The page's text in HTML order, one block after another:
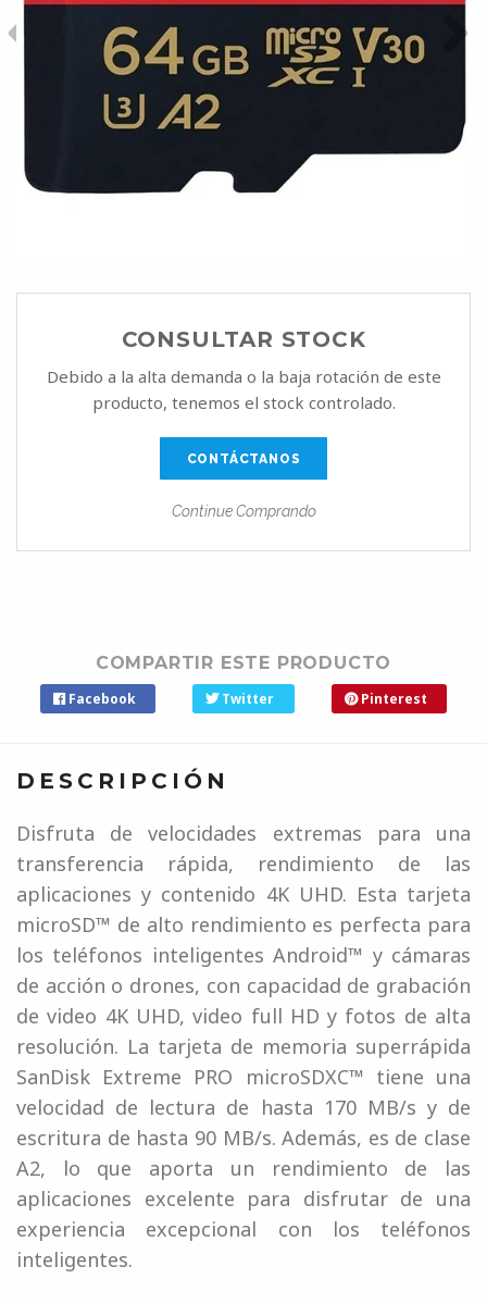
CONSULTAR STOCK
Debido a la alta demanda o la baja rotación de este
producto, tenemos el stock controlado.
CONTÁCTANOS
Continue Comprando
COMPARTIR ESTE PRODUCTO
Facebook Twitter Pinterest
DESCRIPCIÓN
Disfruta de velocidades extremas para una
transferencia rápida, rendimiento de las
aplicaciones y contenido 4K UHD. Esta tarjeta
microSD™ de alto rendimiento es perfecta para
los teléfonos inteligentes Android™ y cámaras
de acción o drones, con capacidad de grabación
de video 4K UHD, video full HD y fotos de alta
resolución. La tarjeta de memoria superrápida
SanDisk Extreme PRO microSDXC™ tiene una
velocidad de lectura de hasta 170 MB/s y de
escritura de hasta 90 MB/s. Además, es de clase
A2, lo que aporta un rendimiento de las
aplicaciones excelente para disfrutar de una
experiencia excepcional con los teléfonos
inteligentes.